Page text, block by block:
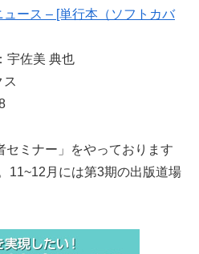
ュース – [単行本（ソフトカバ
宇佐美 典也
ス
セミナー」をやっております
11~12月には第3期の出版道場